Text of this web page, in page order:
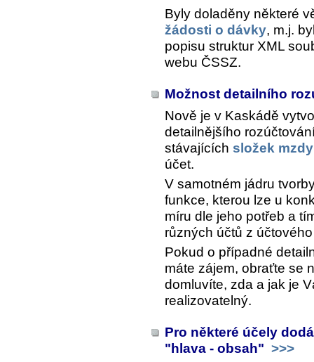
Byly doladěny některé
žádosti o dávky, m.j.
popisu struktur XML
webu ČSSZ.
Možnost detailního
Nově je v Kaskádě
detailnějšího
stávajících složek mzdy
účet.
V samotném jádru
funkce, kterou lze u
míru dle jeho potřeb a
různých účtů z
Pokud o případné
máte zájem, obraťte se
domluvíte, zda a jak je
realizovatelný.
Pro některé účely
"hlava - obsah" >>>